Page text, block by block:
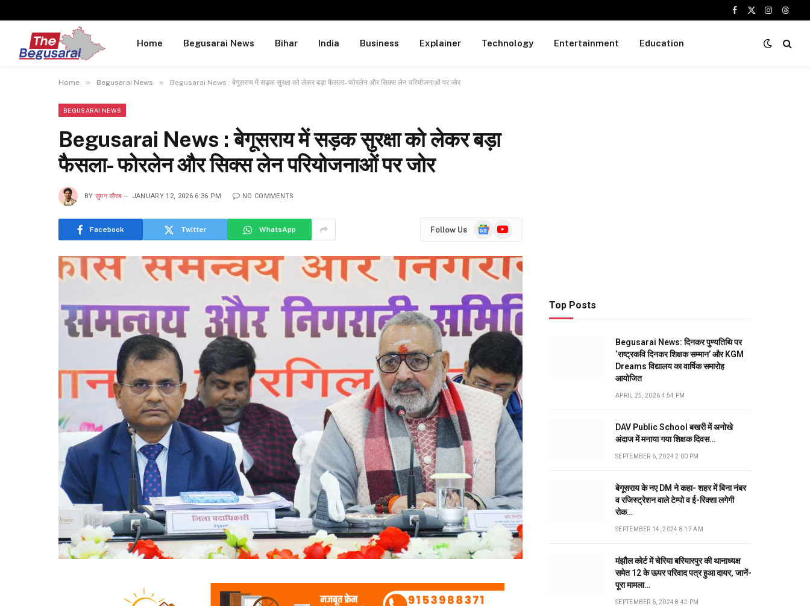
Facebook
X
Instagram
Home Begusarai News Bihar India Business Explainer Technology Entertainment Education
Home » Begusarai News » Begusarai News : बेगूसराय में सड़क सुरक्षा को लेकर बड़ा फैसला- फोरलेन और सिक्स लेन परियोजनाओं पर जोर
BEGUSARAI NEWS
Begusarai News : बेगूसराय में सड़क सुरक्षा को लेकर बड़ा
फैसला- फोरलेन और सिक्स लेन परियोजनाओं पर जोर
BY सुमन सौरब JANUARY 12, 2026 6:36 PM NO COMMENTS
Facebook Twitter WhatsApp Follow Us
GoogleYouTube
Top Posts
Begusarai News: दिनकर पुण्यतिथि पर
‘राष्ट्रकवि दिनकर शिक्षक सम्मान’ और KGM
Dreams विद्यालय का वार्षिक समारोह
आयोजित
APRIL 25, 2026 4:54 PM
DAV Public School बखरी में अनोखे
अंदाज में मनाया गया शिक्षक दिवस…
SEPTEMBER 6, 2024 2:00 PM
बेगूसराय के नए DM ने कहा- शहर में बिना नंबर
व रजिस्ट्रेशन वाले टेम्पो व ई-रिक्शा लगेगी
रोक…
SEPTEMBER 14, 2024 8:17 AM
मंझौल कोर्ट में चेरिया बरियारपुर की थानाध्यक्ष
समेत 12 के ऊपर परिवाद पत्र हुआ दायर, जानें-
पूरा मामला…
SEPTEMBER 6, 2024 8:42 PM